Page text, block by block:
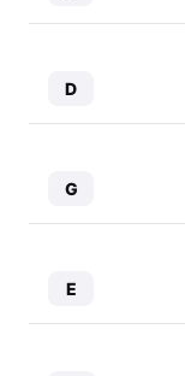
D
G
E